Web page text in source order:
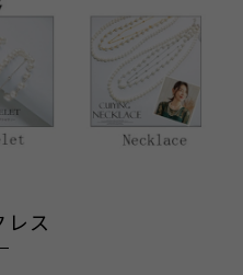
レス